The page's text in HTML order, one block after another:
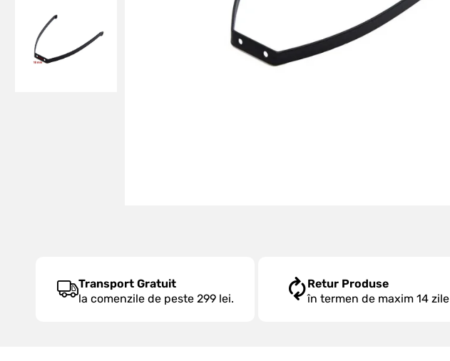
Transport Gratuit
la comenzile de peste 299 lei.
Retur Produse
în termen de maxim 14 zile